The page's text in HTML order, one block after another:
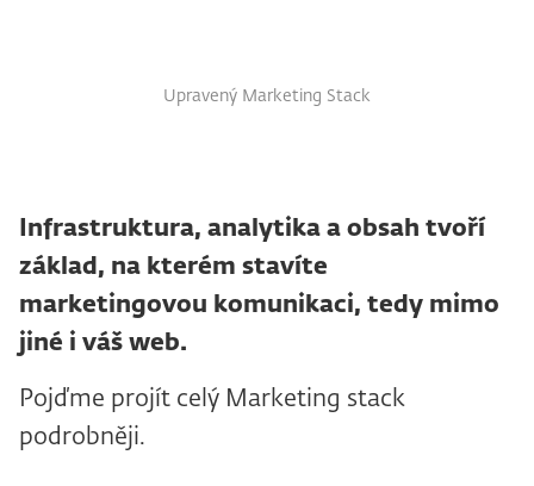
Upravený Marketing Stack
Infrastruktura, analytika a obsah tvoří
základ, na kterém stavíte
marketingovou komunikaci, tedy mimo
jiné i váš web.
Pojďme projít celý Marketing stack
podrobněji.